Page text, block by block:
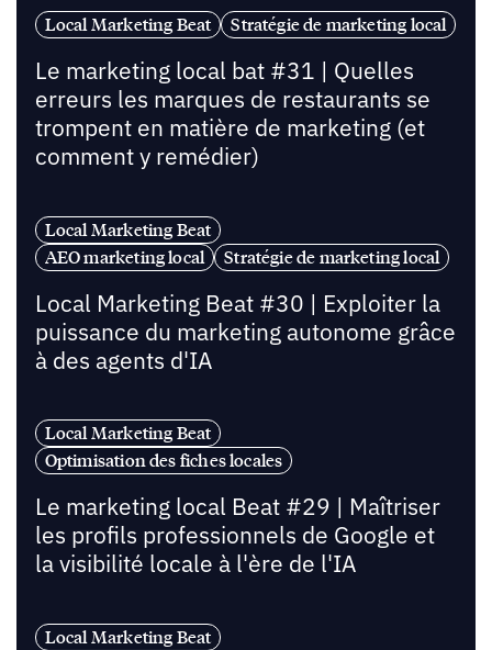
Local Marketing Beat Stratégie de marketing local
Le marketing local bat #31 | Quelles
erreurs les marques de restaurants se
trompent en matière de marketing (et
comment y remédier)
Local Marketing Beat
AEO marketing local
Stratégie de marketing local
Local Marketing Beat #30 | Exploiter la
puissance du marketing autonome grâce
à des agents d'IA
Local Marketing Beat
Optimisation des fiches locales
Le marketing local Beat #29 | Maîtriser
les profils professionnels de Google et
la visibilité locale à l'ère de l'IA
Local Marketing Beat